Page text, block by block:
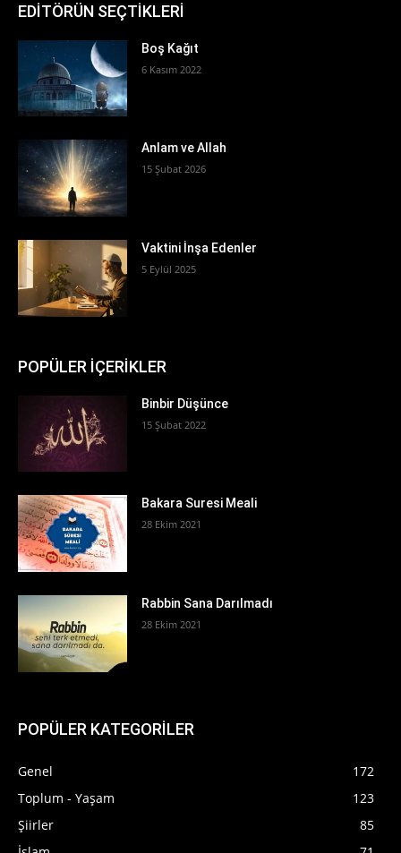
EDİTÖRÜN SEÇTİKLERİ
Boş Kağıt
6 Kasım 2022
Anlam ve Allah
15 Şubat 2026
Vaktini İnşa Edenler
5 Eylül 2025
POPÜLER İÇERİKLER
Binbir Düşünce
15 Şubat 2022
Bakara Suresi Meali
28 Ekim 2021
Rabbin Sana Darılmadı
28 Ekim 2021
POPÜLER KATEGORİLER
Genel
172
Toplum - Yaşam
123
Şiirler
85